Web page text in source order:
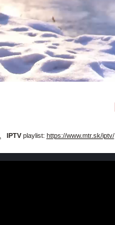
IPTVplaylist: https://www.mtr.sk/iptv/